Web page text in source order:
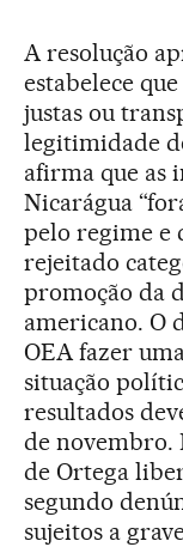
A resolução
estabelece
justas ou
legitimidade
afirma que as
Nicarágua
pelo regime e
rejeitado
promoção da
americano. O
OEA fazer
situação
resultados
de novembro.
de Ortega
segundo
sujeitos a